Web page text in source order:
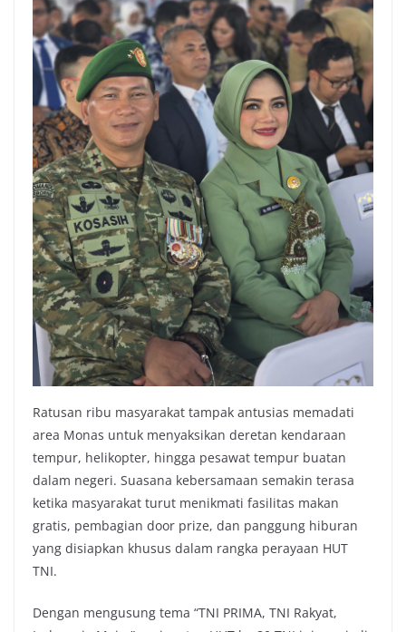
Ratusan ribu masyarakat tampak antusias memadati
area Monas untuk menyaksikan deretan kendaraan
tempur, helikopter, hingga pesawat tempur buatan
dalam negeri. Suasana kebersamaan semakin terasa
ketika masyarakat turut menikmati fasilitas makan
gratis, pembagian door prize, dan panggung hiburan
yang disiapkan khusus dalam rangka perayaan HUT
TNI.
Dengan mengusung tema “TNI PRIMA, TNI Rakyat,